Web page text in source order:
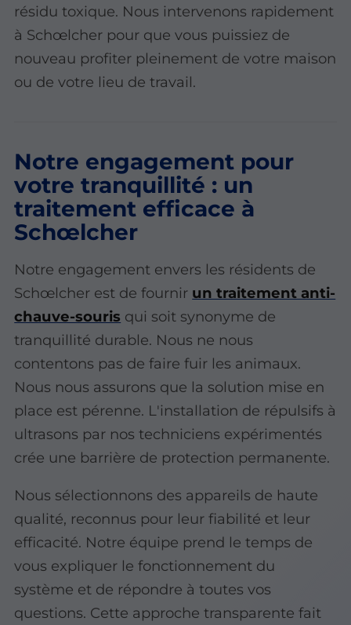
résidu toxique. Nous intervenons rapidement
à Schœlcher pour que vous puissiez de
nouveau profiter pleinement de votre maison
ou de votre lieu de travail.
Notre engagement pour
votre tranquillité : un
traitement efficace à
Schœlcher
Notre engagement envers les résidents de
Schœlcher est de fournir un traitement anti-
chauve-souris qui soit synonyme de
tranquillité durable. Nous ne nous
contentons pas de faire fuir les animaux.
Nous nous assurons que la solution mise en
place est pérenne. L'installation de répulsifs à
ultrasons par nos techniciens expérimentés
crée une barrière de protection permanente.
Nous sélectionnons des appareils de haute
qualité, reconnus pour leur fiabilité et leur
efficacité. Notre équipe prend le temps de
vous expliquer le fonctionnement du
système et de répondre à toutes vos
questions. Cette approche transparente fait